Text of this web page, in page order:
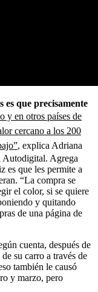
es que precisamente
y en otros países de
cercano a los 200
, explica Adriana
Autodigital. Agrega
es que les permite a
“La compra se
el color, si se quiere
y quitando
de una página de
cuenta, después de
su carro a través de
también le causó
y marzo, pero